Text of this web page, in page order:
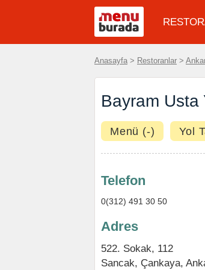
Anasayfa > Restoranlar >
Bayram Usta
Menü (-) Yol
Telefon
0(312) 491 30 50
Adres
522. Sokak, 112
Sancak, Çankaya,